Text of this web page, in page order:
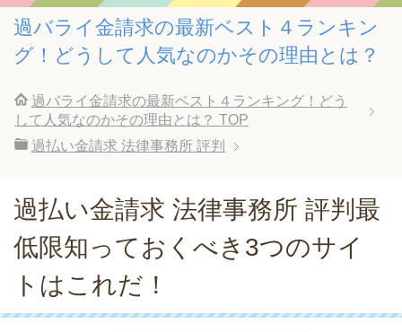
過バライ金請求の最新ベスト４ランキン
グ！どうして人気なのかその理由とは？
過バライ金請求の最新ベスト４ランキング！どう
して人気なのかその理由とは？ TOP
過払い金請求 法律事務所 評判
過払い金請求 法律事務所 評判最
低限知っておくべき3つのサイ
トはこれだ！